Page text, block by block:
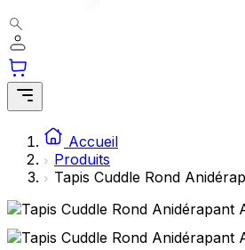
Accueil
Produits
Tapis Cuddle Rond